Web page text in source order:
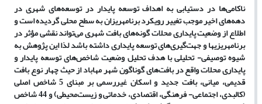
ناکامی‌ها در دستیابی به اهداف توسعه پایدار در توسعه‌های شهری در
دهه‌های اخیر موجب تغییر رویکرد برنامه­ریزان به سطح محلی گردیده است و
اطلاع از وضعیت پایداری محلات گونه‌های بافت شهری می‌تواند نقشی مؤثر در
برنامه­ریزی­ها و جهت‌گیری‌های توسعه پایداری داشته باشد لذا این پژوهش به
شیوه توصیفی- تحلیلی با هدف تحلیل وضعیت شاخص‌های توسعه پایدار و
پایداری محلات واقع در بافت‌های گوناگون شهر مهاباد از حیث چهار نوع بافت
قدیمی، میانی، بافت جدید و اسکان غیررسمی بر مبنای 5 شاخص اصلی
(کالبدی، اجتماعی- فرهنگی، اقتصادی، خدماتی و زیست‌محیطی) و 44 شاخص